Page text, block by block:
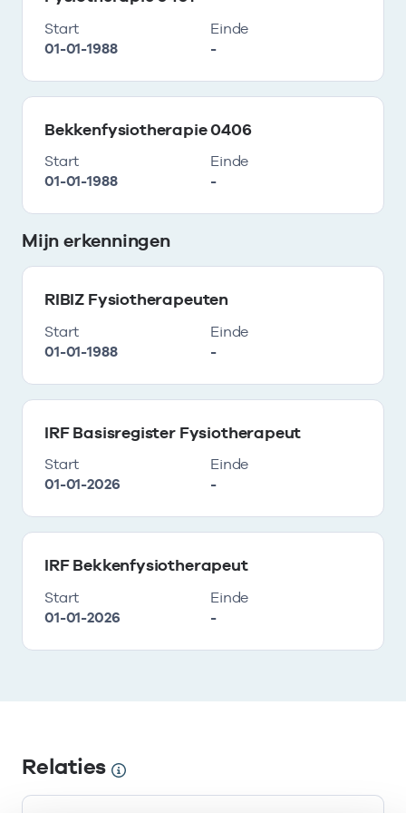
Start
01-01-1988
Einde
-
Bekkenfysiotherapie 0406
Start
01-01-1988
Einde
-
Mijn erkenningen
RIBIZ Fysiotherapeuten
Start
01-01-1988
Einde
-
IRF Basisregister Fysiotherapeut
Start
01-01-2026
Einde
-
IRF Bekkenfysiotherapeut
Start
01-01-2026
Einde
-
Relaties